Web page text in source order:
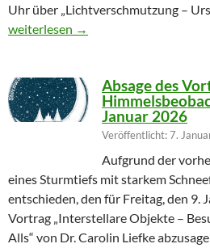
Uhr über „Lichtverschmutzung –
Geändertes Vortragsthema
weiterlesen →
Absage des
Januar 2026
Veröffentlicht: 7.
Aufgrund der
eines Sturmtiefs mit starkem
entschieden, den für Freitag, den 9.
Vortrag „Interstellare Objekte –
Alls“ von Dr. Carolin Liefke